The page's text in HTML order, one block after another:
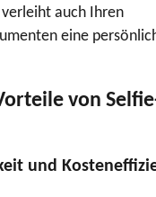
auch Ihren
eine
von
und